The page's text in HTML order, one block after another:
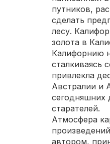
путников,
сделать
лесу.
золота в
Калифорнию
сталкиваясь
привлекла
Австралии и
сегодняшних
старателей.
Атмосфера
автором,